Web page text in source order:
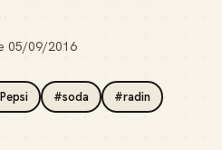
05/09/2016
#soda #radin